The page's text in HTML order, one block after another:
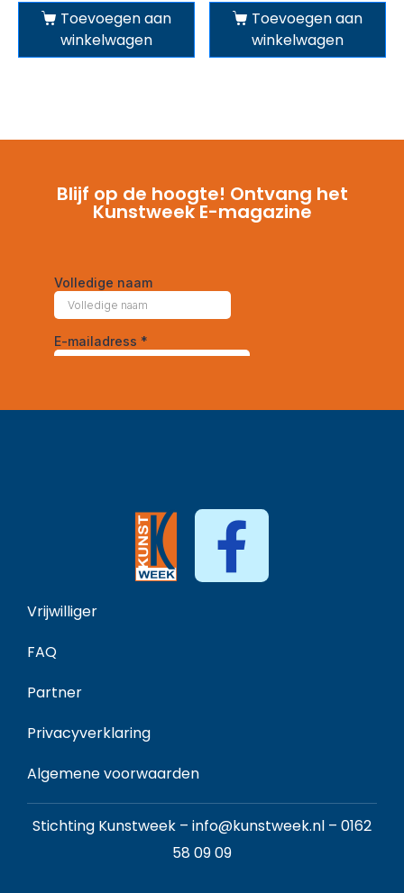
Toevoegen aan
winkelwagen
Toevoegen aan
winkelwagen
Blijf op de hoogte! Ontvang het
Kunstweek E-magazine
Vrijwilliger
FAQ
Partner
Privacyverklaring
Algemene voorwaarden
Stichting Kunstweek – info@kunstweek.nl – 0162
58 09 09